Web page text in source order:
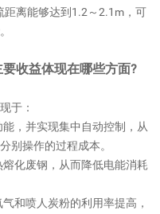
离能够达到1.2～2.1m，可
收益体现在哪些方面?
于：
，并实现集中自动控制，从
别操作的过程成本。
化废钢，从而降低电能消耗
和喷人炭粉的利用率提高，